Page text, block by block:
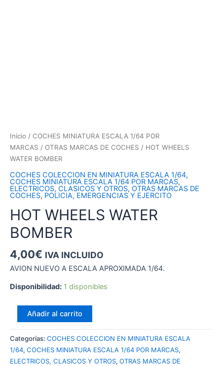
Inicio / COCHES MINIATURA ESCALA 1/64 POR
MARCAS / OTRAS MARCAS DE COCHES / HOT WHEELS
WATER BOMBER
COCHES COLECCION EN MINIATURA ESCALA 1/64,
COCHES MINIATURA ESCALA 1/64 POR MARCAS,
ELECTRICOS, CLASICOS Y OTROS, OTRAS MARCAS DE
COCHES, POLICIA, EMERGENCIAS Y EJERCITO
HOT WHEELS WATER
BOMBER
4,00€ IVA INCLUIDO
AVION NUEVO A ESCALA APROXIMADA 1/64.
Disponibilidad: 1 disponibles
WHEELS
BOMBER
cantidad
Añadir al carrito
Categorías: COCHES COLECCION EN MINIATURA ESCALA
1/64, COCHES MINIATURA ESCALA 1/64 POR MARCAS,
ELECTRICOS, CLASICOS Y OTROS, OTRAS MARCAS DE